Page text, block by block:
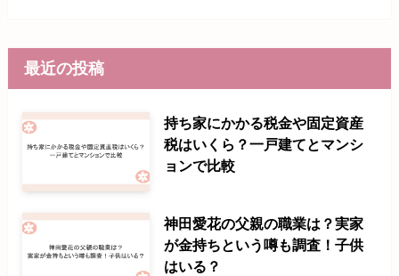
最近の投稿
持ち家にかかる税金や固定資産
税はいくら？一戸建てとマンシ
ョンで比較
神田愛花の父親の職業は？実家
が金持ちという噂も調査！子供
はいる？